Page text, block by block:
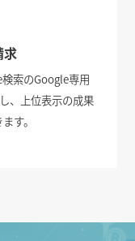
求
索のGoogle専用
、上位表示の成果
す。